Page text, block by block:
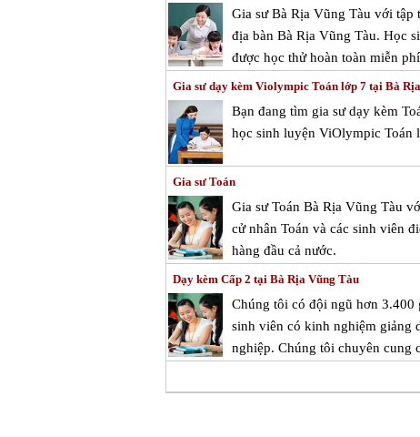
Gia sư Bà Rịa Vũng Tàu với tập
địa bàn Bà Rịa Vũng Tàu. Học
được học thử hoàn toàn miễn
Gia sư dạy kèm Violympic Toán lớp 7 tại Bà
Bạn đang tìm gia sư dạy kèm
học sinh luyện ViOlympic Toán
Gia sư Toán
Gia sư Toán Bà Rịa Vũng Tàu
cử nhân Toán và các sinh viên
hàng đầu cả nước.
Dạy kèm Cấp 2 tại Bà Rịa Vũng Tàu
Chúng tôi có đội ngũ hơn 3.400
sinh viên có kinh nghiệm giảng
nghiệp. Chúng tôi chuyên cung